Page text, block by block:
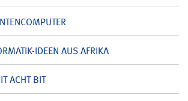
IDEEN AUS AFRIKA
ACHT BIT